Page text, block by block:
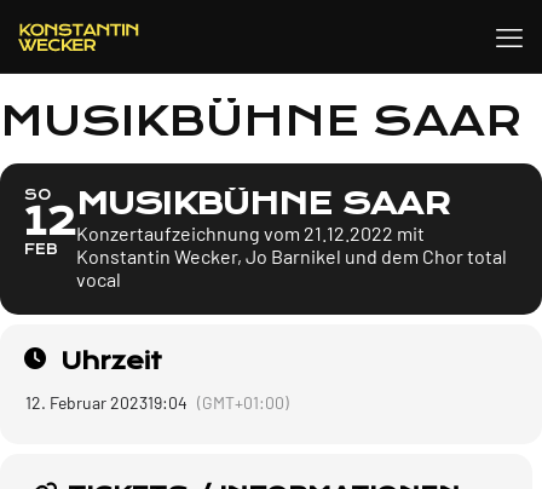
MUSIKBÜHNE SAAR
SO
12
FEB
MUSIKBÜHNE SAAR
Konzertaufzeichnung vom 21.12.2022 mit
Konstantin Wecker, Jo Barnikel und dem Chor total
vocal
Uhrzeit
12. Februar 202319:04 (GMT+01:00)